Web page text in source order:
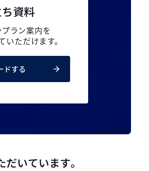
資料
ラン案内を
いただけます。
ドする
いています。